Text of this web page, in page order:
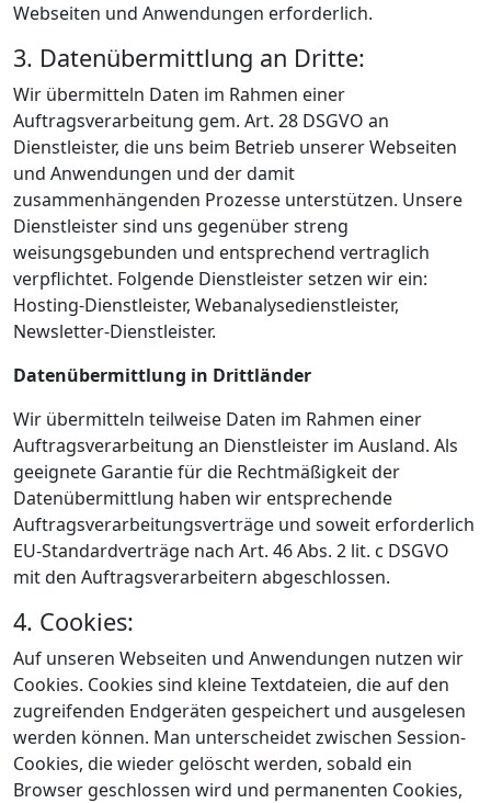
Webseiten und Anwendungen erforderlich.
3. Datenübermittlung an Dritte:
Wir übermitteln Daten im Rahmen einer
Auftragsverarbeitung gem. Art. 28 DSGVO an
Dienstleister, die uns beim Betrieb unserer Webseiten
und Anwendungen und der damit
zusammenhängenden Prozesse unterstützen. Unsere
Dienstleister sind uns gegenüber streng
weisungsgebunden und entsprechend vertraglich
verpflichtet. Folgende Dienstleister setzen wir ein:
Hosting-Dienstleister, Webanalysedienstleister,
Newsletter-Dienstleister.
Datenübermittlung in Drittländer
Wir übermitteln teilweise Daten im Rahmen einer
Auftragsverarbeitung an Dienstleister im Ausland. Als
geeignete Garantie für die Rechtmäßigkeit der
Datenübermittlung haben wir entsprechende
Auftragsverarbeitungsverträge und soweit erforderlich
EU-Standardverträge nach Art. 46 Abs. 2 lit. c DSGVO
mit den Auftragsverarbeitern abgeschlossen.
4. Cookies:
Auf unseren Webseiten und Anwendungen nutzen wir
Cookies. Cookies sind kleine Textdateien, die auf den
zugreifenden Endgeräten gespeichert und ausgelesen
werden können. Man unterscheidet zwischen Session-
Cookies, die wieder gelöscht werden, sobald ein
Browser geschlossen wird und permanenten Cookies,